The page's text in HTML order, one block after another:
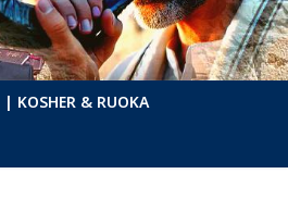
| KOSHER & RUOKA